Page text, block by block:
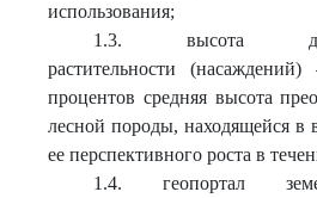
использования;
1.3. высота
растительности
процентов средняя высота
лесной породы, находящейся в
ее перспективного роста в
1.4. геопортал